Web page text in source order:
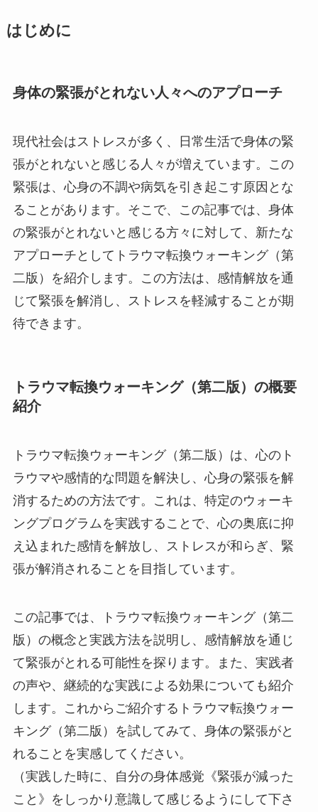
はじめに
身体の緊張がとれない人々へのアプローチ
現代社会はストレスが多く、日常生活で身体の緊
張がとれないと感じる人々が増えています。この
緊張は、心身の不調や病気を引き起こす原因とな
ることがあります。そこで、この記事では、身体
の緊張がとれないと感じる方々に対して、新たな
アプローチとしてトラウマ転換ウォーキング（第
二版）を紹介します。この方法は、感情解放を通
じて緊張を解消し、ストレスを軽減することが期
待できます。
トラウマ転換ウォーキング（第二版）の概要
紹介
トラウマ転換ウォーキング（第二版）は、心のト
ラウマや感情的な問題を解決し、心身の緊張を解
消するための方法です。これは、特定のウォーキ
ングプログラムを実践することで、心の奥底に抑
え込まれた感情を解放し、ストレスが和らぎ、緊
張が解消されることを目指しています。
この記事では、トラウマ転換ウォーキング（第二
版）の概念と実践方法を説明し、感情解放を通じ
て緊張がとれる可能性を探ります。また、実践者
の声や、継続的な実践による効果についても紹介
します。これからご紹介するトラウマ転換ウォー
キング（第二版）を試してみて、身体の緊張がと
れることを実感してください。
（実践した時に、自分の身体感覚《緊張が減った
こと》をしっかり意識して感じるようにして下さ